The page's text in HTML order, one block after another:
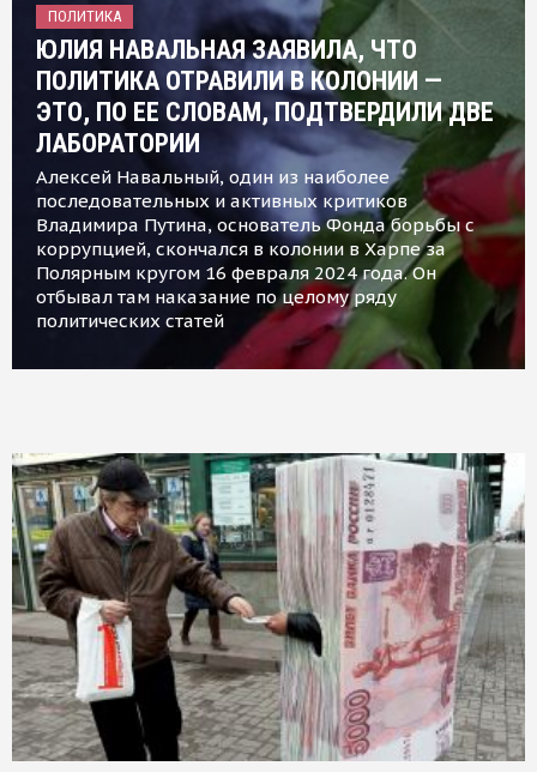
ПОЛИТИКА
ЮЛИЯ НАВАЛЬНАЯ ЗАЯВИЛА, ЧТО
ПОЛИТИКА ОТРАВИЛИ В КОЛОНИИ —
ЭТО, ПО ЕЕ СЛОВАМ, ПОДТВЕРДИЛИ ДВЕ
ЛАБОРАТОРИИ
Алексей Навальный, один из наиболее
последовательных и активных критиков
Владимира Путина, основатель Фонда борьбы с
коррупцией, скончался в колонии в Харпе за
Полярным кругом 16 февраля 2024 года. Он
отбывал там наказание по целому ряду
политических статей